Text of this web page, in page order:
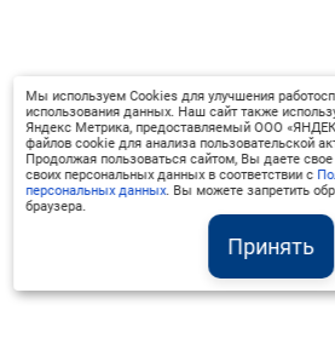
Принять
Мы используем Cookies для улучшения
использования данных. Наш сайт также
Яндекс Метрика, предоставляемый ООО
файлов cookie для анализа пользовательской
Продолжая пользоваться сайтом, Вы даете свое
своих персональных данных в соответствии с
персональных данных. Вы можете запретить
браузера.